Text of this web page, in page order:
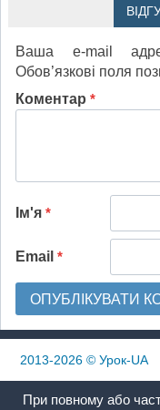
Ваша e-mail
Обов’язкові поля
Коментар *
Ім'я *
Email *
2013-2026© Урок-UA
При повному або